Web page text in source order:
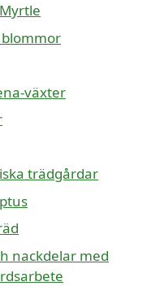
växter
trädgårdar
nackdelar med